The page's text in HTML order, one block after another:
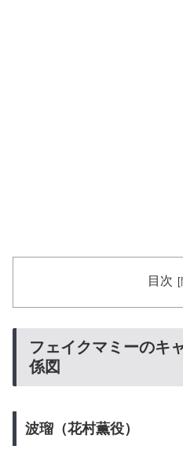
目次
フェイクマミーのキ
係図
波瑠（花村薫役）